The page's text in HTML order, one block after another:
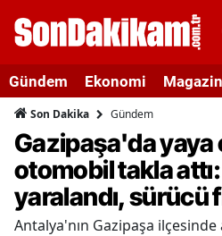
Gündem Ekonomi Magazin
Son Dakika Gündem
Gazipaşa'da yaya
otomobil takla attı:
yaralandı, sürücü
Antalya'nın Gazipaşa